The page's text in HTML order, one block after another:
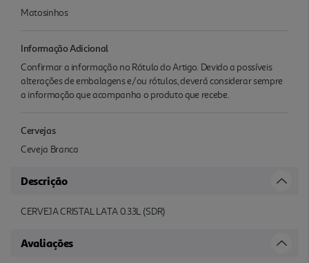
Matosinhos
Informação Adicional
Confirmar a informação no Rótulo do Artigo. Devido a possíveis
alterações de embalagens e/ou rótulos, deverá considerar sempre
a informação que acompanha o produto que recebe.
Cervejas
Ceveja Branca
Descrição
CERVEJA CRISTAL LATA 0.33L (SDR)
Avaliações